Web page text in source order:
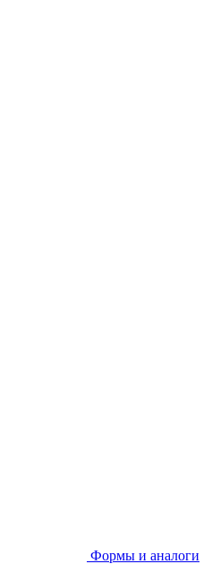
Формы и аналоги